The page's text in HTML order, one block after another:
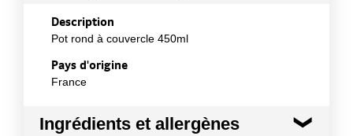
Description
Pot rond à couvercle 450ml
Pays d'origine
France
Ingrédients et allergènes